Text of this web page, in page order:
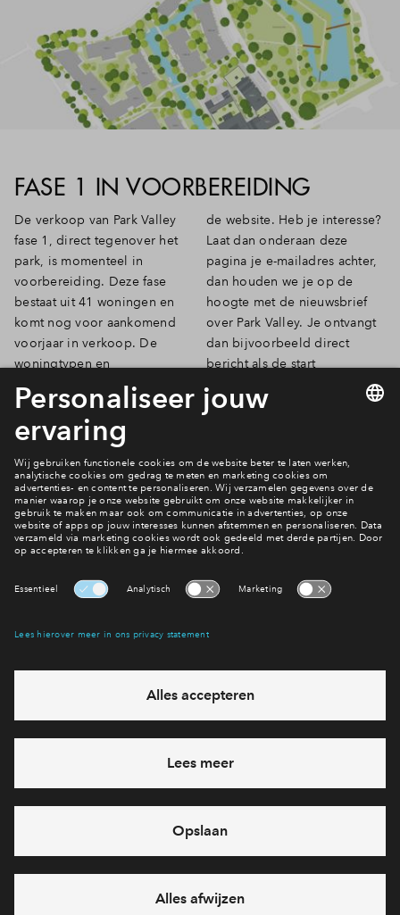
FASE 1 IN VOORBEREIDING
De verkoop van Park Valley
fase 1, direct tegenover het
park, is momenteel in
voorbereiding. Deze fase
bestaat uit 41 woningen en
komt nog voor aankomend
voorjaar in verkoop. De
woningtypen en
prijsindicaties staan reeds op
de website. Heb je interesse?
Laat dan onderaan deze
pagina je e-mailadres achter,
dan houden we je op de
hoogte met de nieuwsbrief
over Park Valley. Je ontvangt
dan bijvoorbeeld direct
bericht als de start
verkoopdatum bekend is.
Bekijk de woningen in fase 1
Fase 1 in voorbereiding
Bekijk de woningtypen
6 dagen per week beschikbaar (behalve tijdens
feestdagen)
vandaag van 10:00 - 13:00 uur